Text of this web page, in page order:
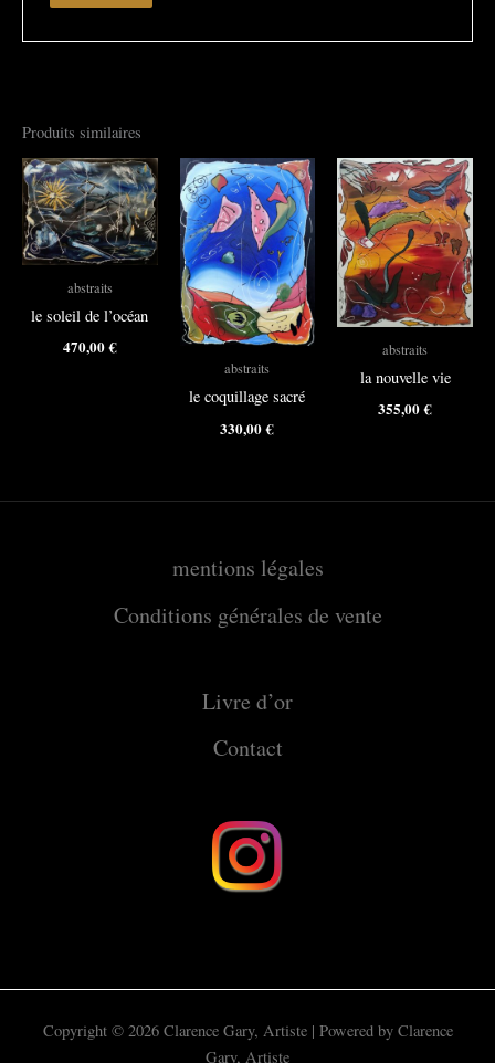
Produits similaires
abstraits
le soleil de l’océan
470,00€
abstraits
le coquillage sacré
330,00€
abstraits
la nouvelle vie
355,00€
mentions légales
Conditions générales de vente
Livre d’or
Contact
Copyright © 2026 Clarence Gary, Artiste | Powered by Clarence
Gary, Artiste